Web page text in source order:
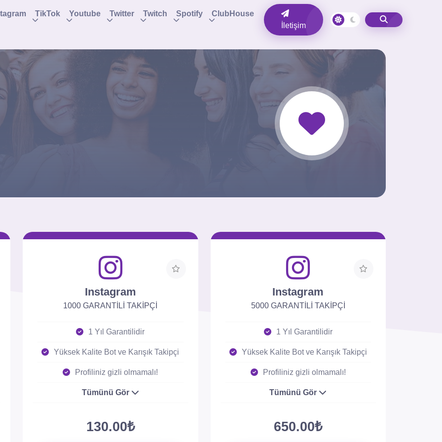
TikTok Youtube Twitter Twitch Spotify
ClubHouse
İletişim
Instagram
1000 GARANTİLİ TAKİPÇİ
1 Yıl Garantilidir
Yüksek Kalite Bot ve Karışık Takipçi
Profiliniz gizli olmamalı!
Tümünü Gör
130.00₺
Instagram
5000 GARANTİLİ TAKİPÇİ
1 Yıl Garantilidir
Yüksek Kalite Bot ve Karışık Takipçi
Profiliniz gizli olmamalı!
Tümünü Gör
650.00₺